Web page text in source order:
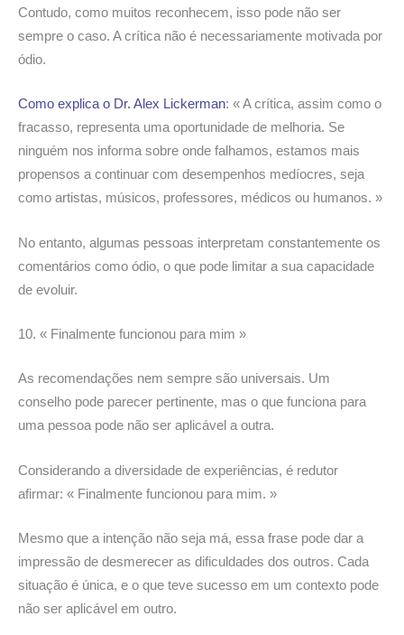
Contudo, como muitos reconhecem, isso pode não ser
sempre o caso. A crítica não é necessariamente motivada por
ódio.
Como explica o Dr. Alex Lickerman: « A crítica, assim como o
fracasso, representa uma oportunidade de melhoria. Se
ninguém nos informa sobre onde falhamos, estamos mais
propensos a continuar com desempenhos medíocres, seja
como artistas, músicos, professores, médicos ou humanos. »
No entanto, algumas pessoas interpretam constantemente os
comentários como ódio, o que pode limitar a sua capacidade
de evoluir.
10. « Finalmente funcionou para mim »
As recomendações nem sempre são universais. Um
conselho pode parecer pertinente, mas o que funciona para
uma pessoa pode não ser aplicável a outra.
Considerando a diversidade de experiências, é redutor
afirmar: « Finalmente funcionou para mim. »
Mesmo que a intenção não seja má, essa frase pode dar a
impressão de desmerecer as dificuldades dos outros. Cada
situação é única, e o que teve sucesso em um contexto pode
não ser aplicável em outro.